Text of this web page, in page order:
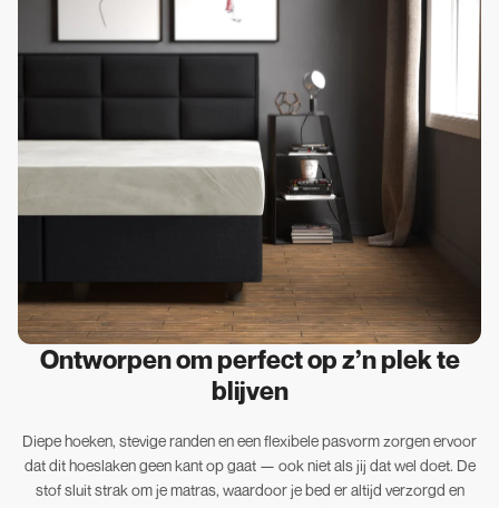
Ontworpen om perfect op z’n plek te
blijven
Diepe hoeken, stevige randen en een flexibele pasvorm zorgen ervoor
dat dit hoeslaken geen kant op gaat — ook niet als jij dat wel doet. De
stof sluit strak om je matras, waardoor je bed er altijd verzorgd en